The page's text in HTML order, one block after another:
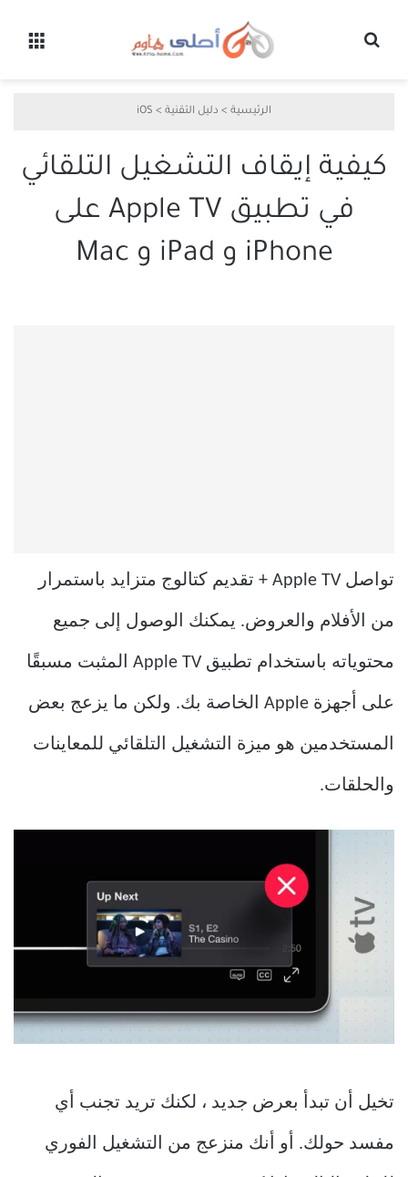
الرئيسية > دليل التقنية >
iOS
كيفية إيقاف التشغيل التلقائي
في تطبيق Apple TV على
iPhone و iPad و Mac
تواصل Apple TV + تقديم كتالوج متزايد باستمرار
من الأفلام والعروض. يمكنك الوصول إلى جميع
محتوياته باستخدام تطبيق Apple TV المثبت مسبقًا
على أجهزة Apple الخاصة بك. ولكن ما يزعج بعض
المستخدمين هو ميزة التشغيل التلقائي للمعاينات
والحلقات.
تخيل أن تبدأ بعرض جديد ، لكنك تريد تجنب أي
مفسد حولك. أو أنك منزعج من التشغيل الفوري